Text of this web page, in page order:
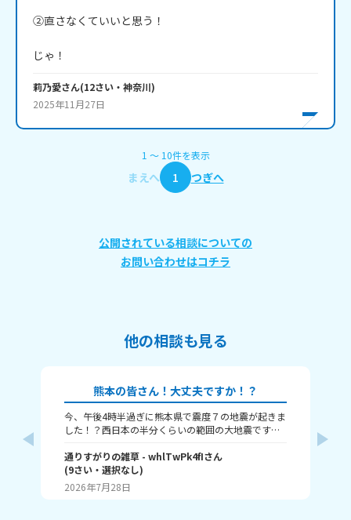
②直さなくていいと思う！
じゃ！
莉乃愛さん(12さい・ 神奈川)
2025年11月27日
1 〜 10件を表示
まえへ 1 つぎへ
公開されている相談についての
お問い合わせはコチラ
他の相談も見る
熊本の皆さん！大丈夫ですか！？
今、午後4時半過ぎに熊本県で震度７の地震が起きま
した！？西日本の半分くらいの範囲の大地震です。
な！？
通りすがりの雑草 - whlTwPk4fIさん
(9さい・ 選択なし)
2026年7月28日